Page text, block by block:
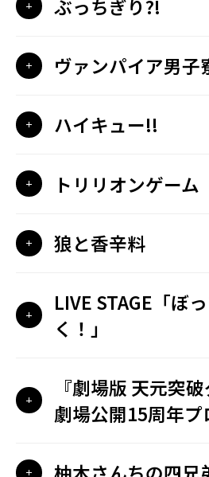
ぶっちぎり?!
ヴァンパイア男子
ハイキュー!!
トリリオンゲーム
狼と香辛料
LIVE STAGE「ぼ
く！」
『劇場版 天元突
劇場公開15周年プ